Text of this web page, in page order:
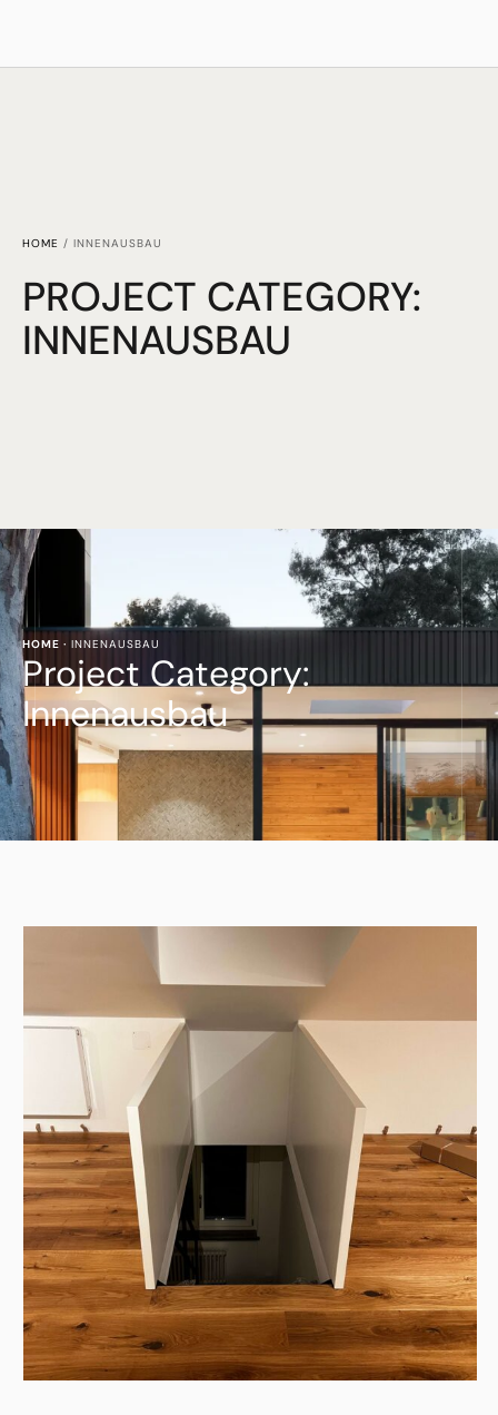
HOME / INNENAUSBAU
PROJECT CATEGORY:
INNENAUSBAU
HOME · INNENAUSBAU
Project Category:
Innenausbau